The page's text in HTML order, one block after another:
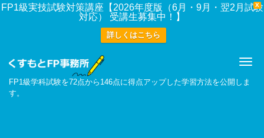
X
FP1級実技試験対策講座【2026年度版（6月・9月・翌2月試験
対応） 受講生募集中！】
詳しくはこちら
FP1級学科試験を72点から146点に得点アップした学習方法を公開しま
す。